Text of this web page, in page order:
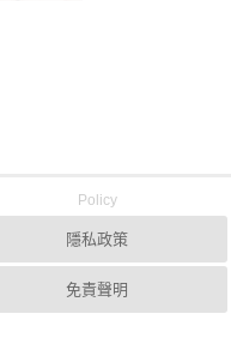
Policy
隱私政策
免責聲明